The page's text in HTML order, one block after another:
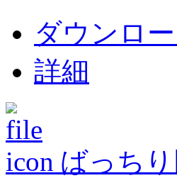
ダウンロ
詳細
ばっち